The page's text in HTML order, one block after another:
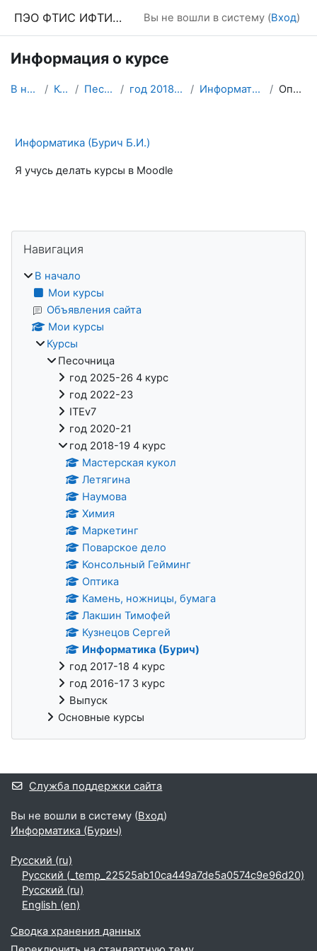
ПЭО ФТИС ИФТИС МПГУ Вы не вошли в систему (Вход)
Информация о курсе
В начало Курсы Песочница год 2018-19 4 курс Информатика (Бурич) Описание
Информатика (Бурич Б.И.)
Я учусь делать курсы в Moodle
Блоки
Навигация
В начало
Мои курсы
Объявления сайта
Мои курсы
Курсы
Песочница
год 2025-26 4 курс
год 2022-23
ITEv7
год 2020-21
год 2018-19 4 курс
Мастерская кукол
Летягина
Наумова
Химия
Маркетинг
Поварское дело
Консольный Гейминг
Оптика
Камень, ножницы, бумага
Лакшин Тимофей
Кузнецов Сергей
Информатика (Бурич)
год 2017-18 4 курс
год 2016-17 3 курс
Выпуск
Основные курсы
Дополнительные блоки
Служба поддержки сайта
Вы не вошли в систему (Вход)
Информатика (Бурич)
Русский ‎(ru)‎
Русский ‎(_temp_22525ab10ca449a7de5a0574c9e96d20)‎
Русский ‎(ru)‎
English ‎(en)‎
Сводка хранения данных